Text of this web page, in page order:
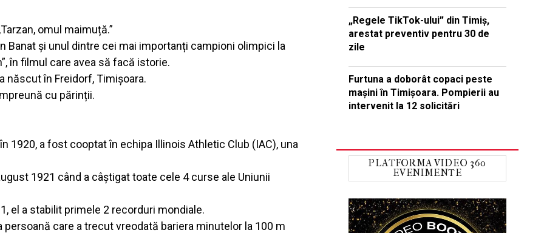
omul maimuță.”
Banat și unul dintre cei mai importanți campioni olimpici la
în filmul care avea să facă istorie.
în Freidorf, Timișoara.
cu părinții.
1920, a fost cooptat în echipa Illinois Athletic Club (IAC), una
1921 când a câștigat toate cele 4 curse ale Uniunii
el a stabilit primele 2 recorduri mondiale.
care a trecut vreodată bariera minutelor la 100 m
„Regele TikTok-ului” din Timiș,
arestat preventiv pentru 30 de
zile
Furtuna a doborât copaci peste
mașini în Timișoara. Pompierii au
intervenit la 12 solicitări
PLATFORMA VIDEO 360
EVENIMENTE